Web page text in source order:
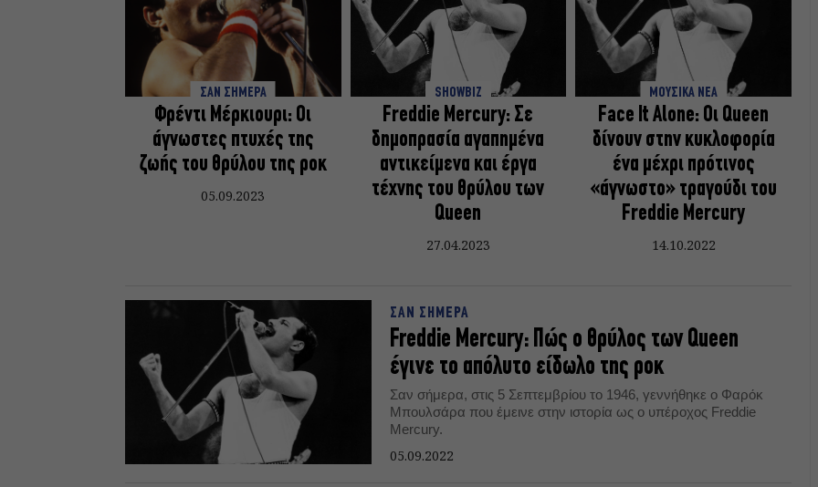
ΣΑΝ ΣΗΜΕΡΑ
Φρέντι Μέρκιουρι: Οι
άγνωστες πτυχές της
ζωής του θρύλου της ροκ
05.09.2023
SHOWBIZ
Freddie Mercury: Σε
δημοπρασία αγαπημένα
αντικείμενα και έργα
τέχνης του θρύλου των
Queen
27.04.2023
ΜΟΥΣΙΚΑ ΝΕΑ
Face It Alone: Οι Queen
δίνουν στην κυκλοφορία
ένα μέχρι πρότινος
«άγνωστο» τραγούδι του
Freddie Mercury
14.10.2022
ΣΑΝ ΣΗΜΕΡΑ
Freddie Mercury: Πώς ο θρύλος των Queen
έγινε το απόλυτο είδωλο της ροκ
Σαν σήμερα, στις 5 Σεπτεμβρίου το 1946, γεννήθηκε ο Φαρόκ
Μπουλσάρα που έμεινε στην ιστορία ως ο υπέροχος Freddie
Mercury.
05.09.2022